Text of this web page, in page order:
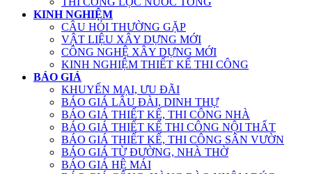
KINH NGHIỆM
CÂU HỎI THƯỜNG GẶP
VẬT LIỆU XÂY DỰNG MỚI
CÔNG NGHỆ XÂY DỰNG MỚI
KINH NGHIỆM THIẾT KẾ THI CÔNG
BÁO GIÁ
KHUYẾN MẠI, ƯU ĐÃI
BÁO GIÁ LÂU ĐÀI, DINH THỰ
BÁO GIÁ THIẾT KẾ, THI CÔNG NHÀ
BÁO GIÁ THIẾT KẾ THI CÔNG NỘI THẤT
BÁO GIÁ THIẾT KẾ, THI CÔNG SÂN VƯỜN
BÁO GIÁ TỪ ĐƯỜNG, NHÀ THỜ
BÁO GIÁ HỆ MÁI